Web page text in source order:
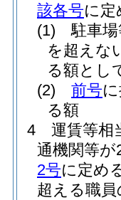
該各号に
(1)
駐車
を超えな
る額とし
(2)
前号
る額
4
運賃等相
通機関等
2号に定め
超える職